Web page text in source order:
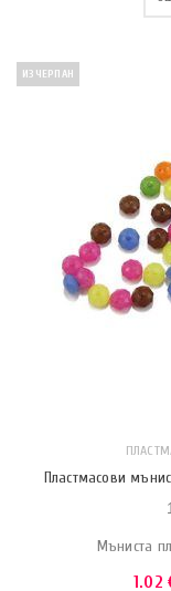
ИЗЧЕРПАН
Пластмасови
Мъниста
1.02